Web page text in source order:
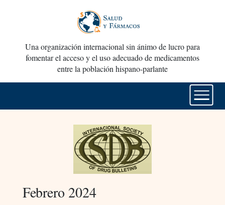
Una organización internacional sin ánimo de lucro para
fomentar el acceso y el uso adecuado de medicamentos
entre la población hispano-parlante
Febrero 2024